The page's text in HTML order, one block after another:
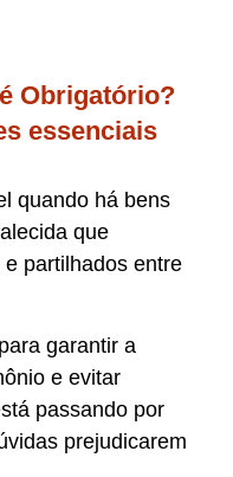
Obrigatório?
essenciais
quando há bens
que
partilhados entre
garantir a
e evitar
passando por
prejudicarem